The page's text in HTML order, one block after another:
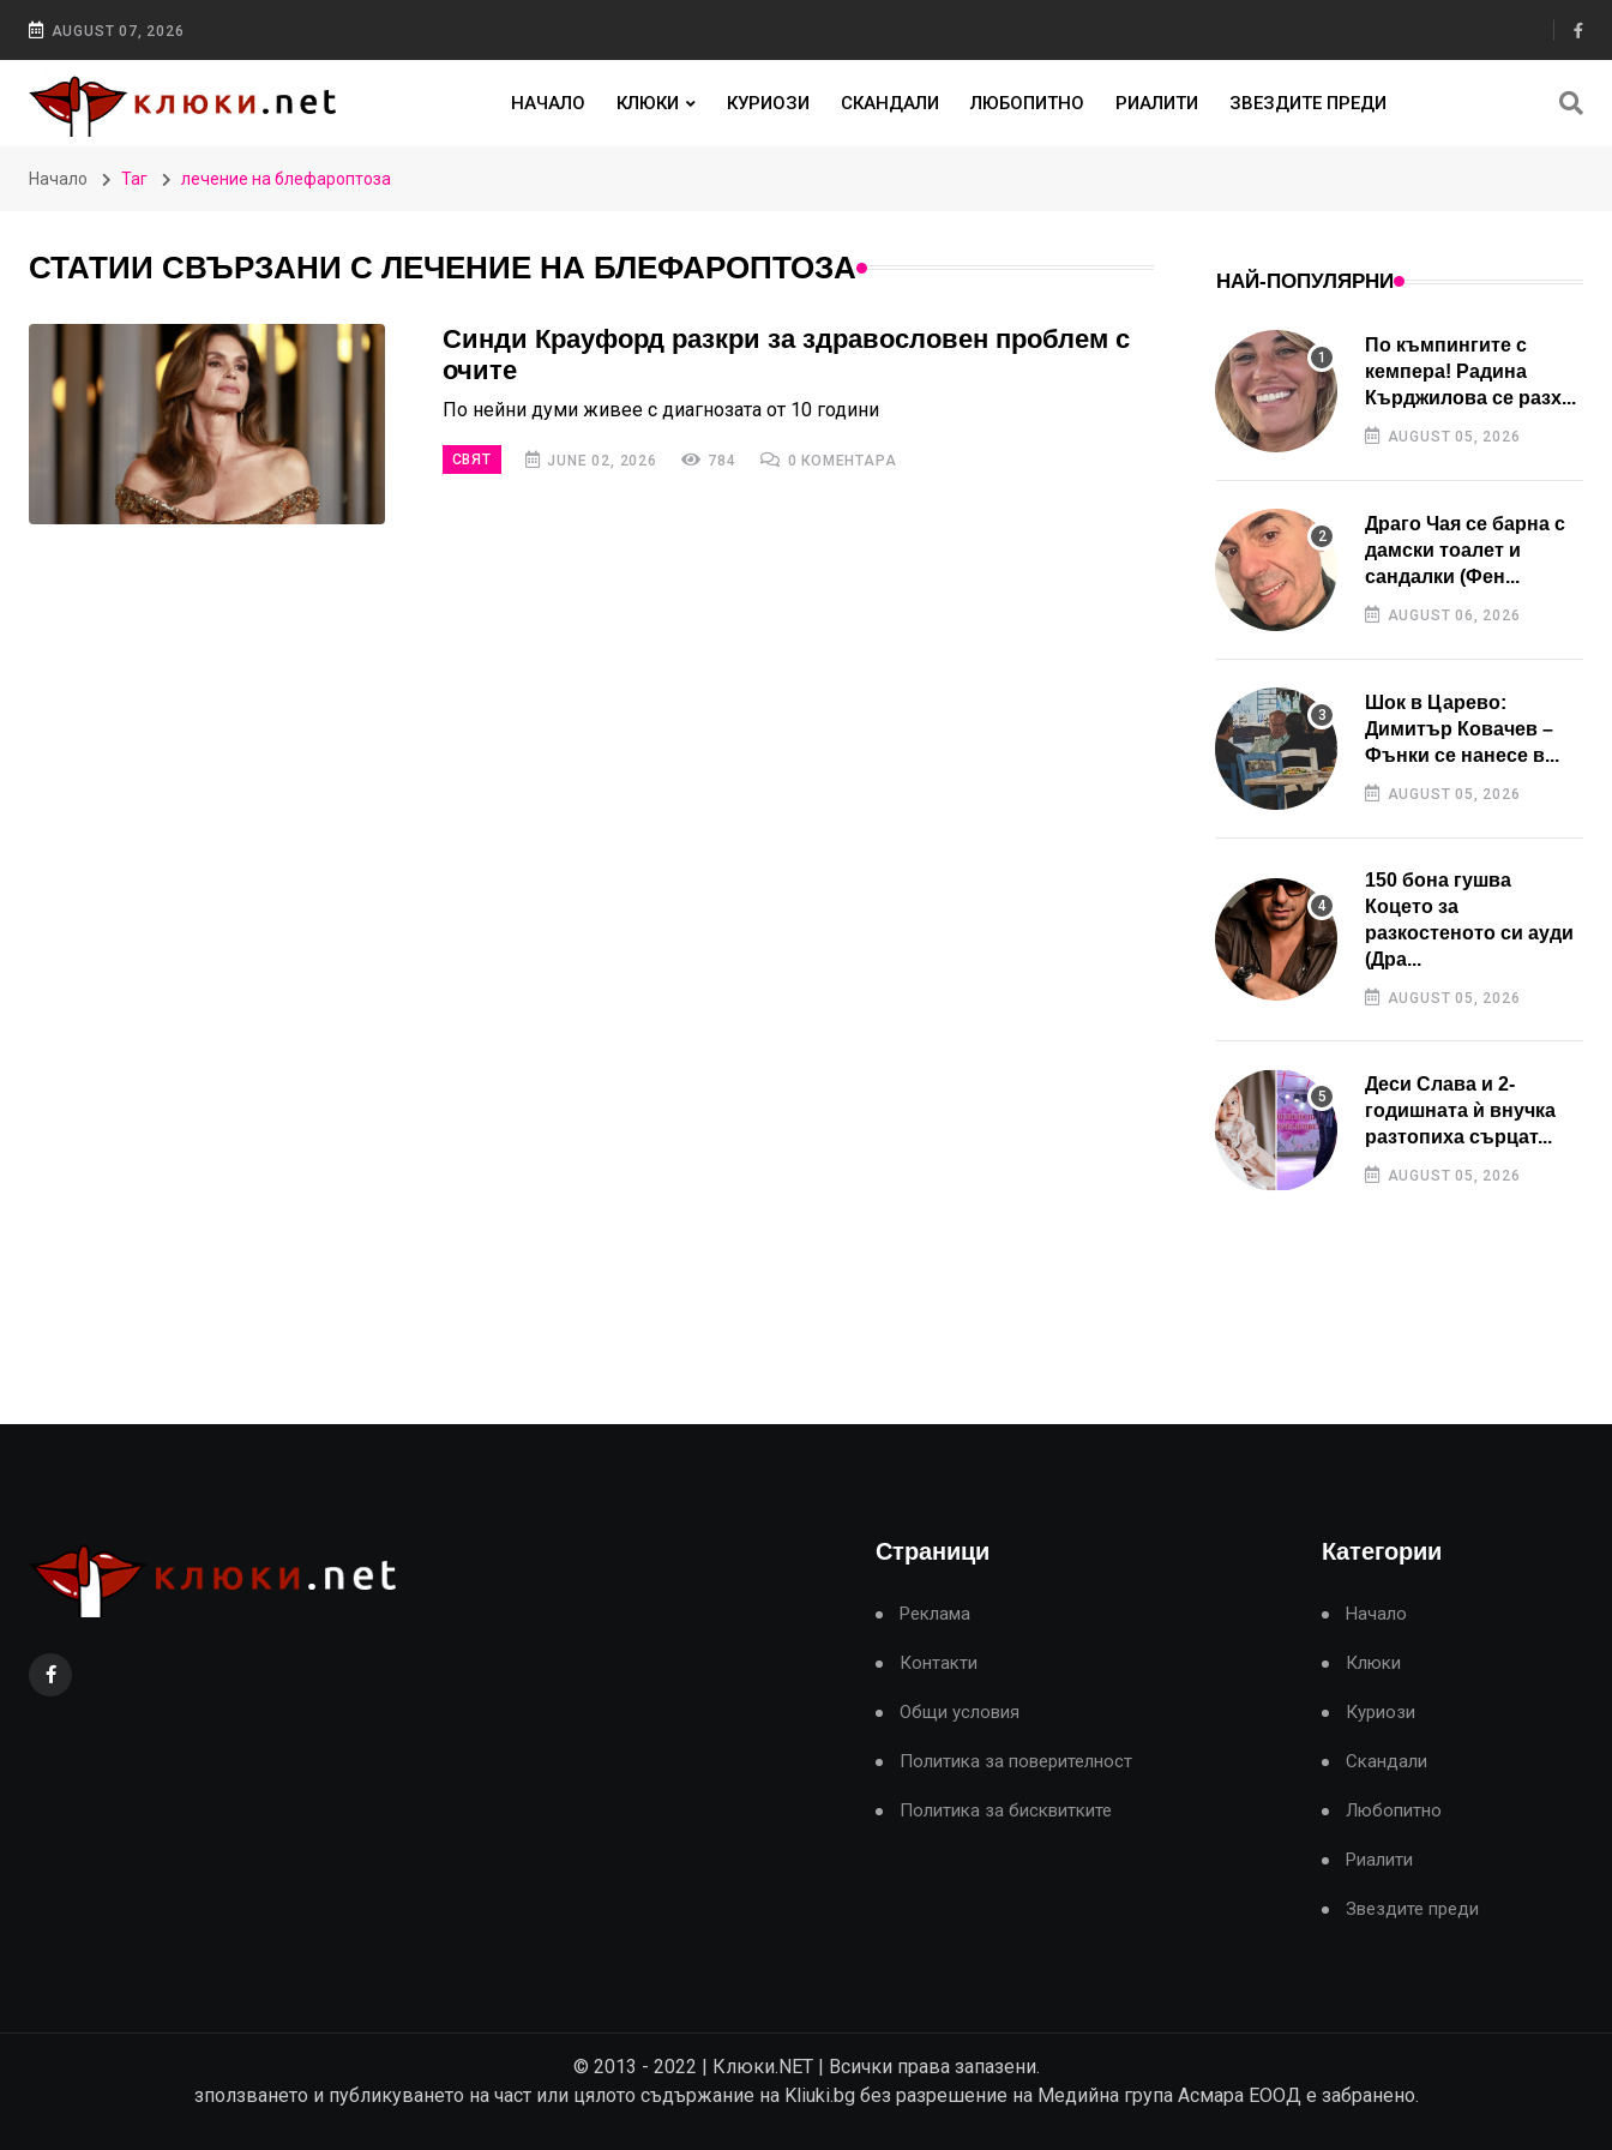
AUGUST 07, 2026
НАЧАЛО КЛЮКИ КУРИОЗИ СКАНДАЛИ ЛЮБОПИТНО РИАЛИТИ ЗВЕЗДИТЕ ПРЕДИ
Начало Таг лечение на блефароптоза
СТАТИИ СВЪРЗАНИ С ЛЕЧЕНИЕ НА БЛЕФАРОПТОЗА
Синди Крауфорд разкри за здравословен проблем с
очите
По нейни думи живее с диагнозата от 10 години
СВЯТ JUNE 02, 2026 784 0 КОМЕНТАРА
НАЙ-ПОПУЛЯРНИ
По къмпингите с
кемпера! Радина
Кърджилова се разх...
AUGUST 05, 2026
Драго Чая се барна с
дамски тоалет и
сандалки (Фен...
AUGUST 06, 2026
Шок в Царево:
Димитър Ковачев –
Фънки се нанесе в...
AUGUST 05, 2026
150 бона гушва
Коцето за
разкостеното си ауди
(Дра...
AUGUST 05, 2026
Деси Слава и 2-
годишната ѝ внучка
разтопиха сърцат...
AUGUST 05, 2026
Страници
Реклама
Контакти
Общи условия
Политика за поверителност
Политика за бисквитките
Категории
Начало
Клюки
Куриози
Скандали
Любопитно
Риалити
Звездите преди
© 2013 - 2022 | Клюки.NET | Всички права запазени.
зползването и публикуването на част или цялото съдържание на Kliuki.bg без разрешение на Медийна група Асмара ЕООД е забранено.